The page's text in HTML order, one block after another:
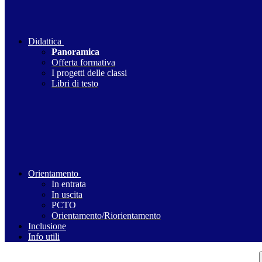
Didattica
Panoramica
Offerta formativa
I progetti delle classi
Libri di testo
Orientamento
In entrata
In uscita
PCTO
Orientamento/Riorientamento
Inclusione
Info utili